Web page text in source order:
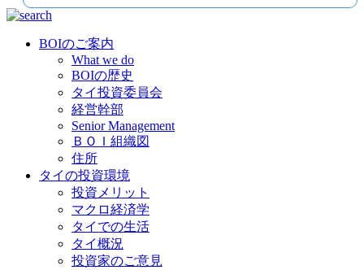
BOIのご案内
What we do
BOIの歴史
タイ投資委員会
経営幹部
Senior Management
ＢＯＩ組織図
住所
タイの投資環境
投資メリット
マクロ経済学
タイでの生活
タイ概況
投資家のご意見